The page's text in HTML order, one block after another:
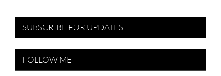
SUBSCRIBE FOR UPDATES
FOLLOW ME